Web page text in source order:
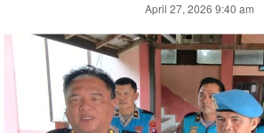
April 27, 2026 9:40 am